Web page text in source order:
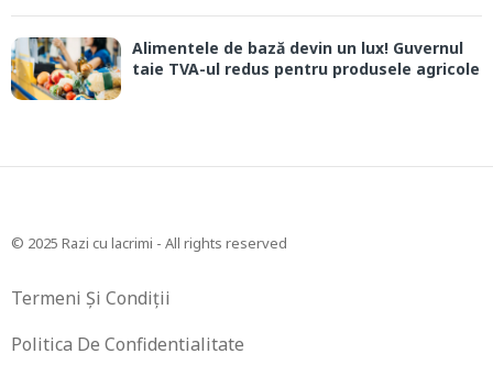
Alimentele de bază devin un lux! Guvernul
taie TVA-ul redus pentru produsele agricole
© 2025 Razi cu lacrimi - All rights reserved
Termeni Și Condiții
Politica De Confidentialitate